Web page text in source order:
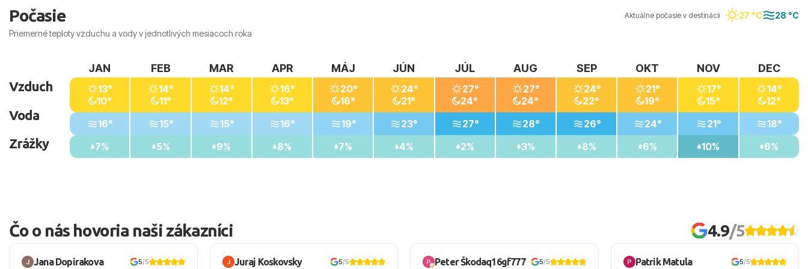
Letiska: 70 km
Autobusovej zastávky: 200 m
Počasie
Priemerné teploty vzduchu a vody v jednotlivých mesiacoch roka
Aktuálne počasie v destinácii 27 °C 28 °C
Vzduch
Voda
Zrážky
JAN
13°
10°
16°
7%
FEB
14°
11°
15°
5%
MAR
14°
12°
15°
9%
APR
16°
13°
16°
8%
MÁJ
20°
16°
19°
7%
JÚN
24°
21°
23°
4%
JÚL
27°
24°
27°
2%
AUG
27°
24°
28°
3%
SEP
24°
22°
26°
8%
OKT
21°
19°
24°
6%
NOV
17°
15°
21°
10%
DEC
14°
12°
18°
6%
Čo o nás hovoria naši zákazníci 4.9/5
Jana Dopirakova 5/5 Juraj Koskovsky 5/5 Peter Škodaq16gf777 5/5 Patrik Matula 5/5